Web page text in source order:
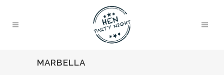
MARBELLA